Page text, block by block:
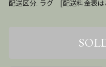
配送区分. ラグ [配送料金表は